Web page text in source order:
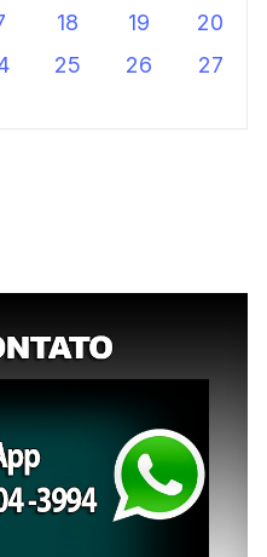
18 19
20
25 26
27